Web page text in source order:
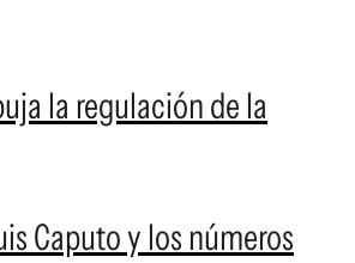
la regulación de la
Caputo y los números